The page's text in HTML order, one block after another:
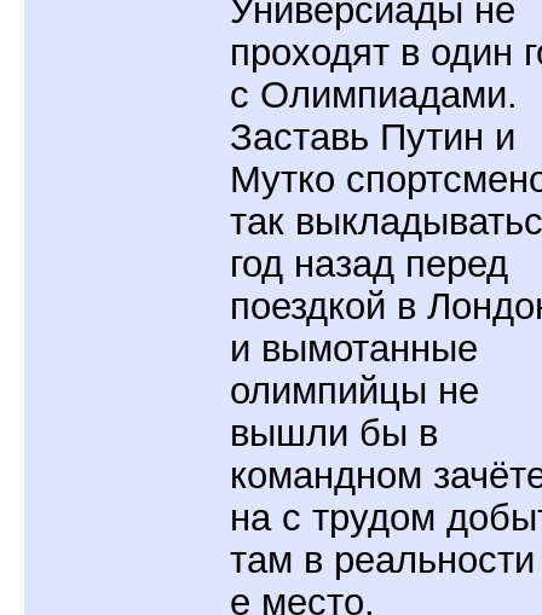
Универсиады не
проходят в один
с Олимпиадами.
Заставь Путин и
Мутко
так
год назад перед
поездкой в
и вымотанные
олимпийцы не
вышли бы в
командном
на с трудом
там в
е место.